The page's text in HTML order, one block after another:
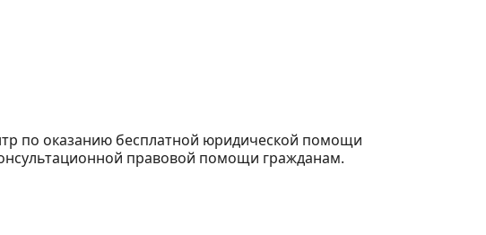
по оказанию бесплатной юридической помощи
правовой помощи гражданам.